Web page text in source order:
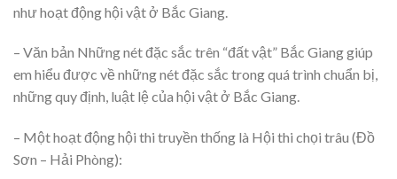
như hoạt động hội vật ở Bắc Giang.
– Văn bản Những nét đặc sắc trên “đất vật” Bắc Giang giúp
em hiểu được về những nét đặc sắc trong quá trình chuẩn bị,
những quy định, luật lệ của hội vật ở Bắc Giang.
– Một hoạt động hội thi truyền thống là Hội thi chọi trâu (Đồ
Sơn – Hải Phòng):